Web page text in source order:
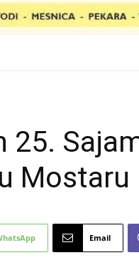
25.
Mostaru
Email